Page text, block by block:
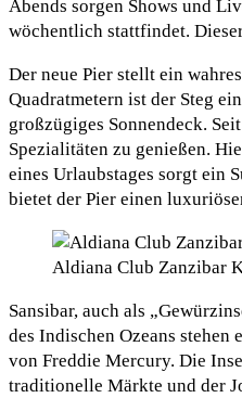
Abends sorgen Shows und
wöchentlich stattfindet.
Der neue Pier stellt ein
Quadratmetern ist der Steg
großzügiges Sonnendeck.
Spezialitäten zu genießen.
eines Urlaubstages sorgt ein
bietet der Pier einen
Aldiana Club Zanzibar
Sansibar, auch als
des Indischen Ozeans
von Freddie Mercury. Die
traditionelle Märkte und der